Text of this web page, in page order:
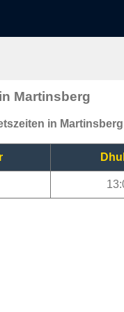
Martinsberg
in Martinsberg